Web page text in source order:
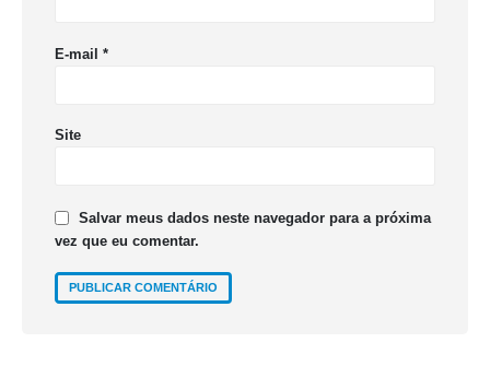
E-mail *
Site
Salvar meus dados neste navegador para a próxima
vez que eu comentar.